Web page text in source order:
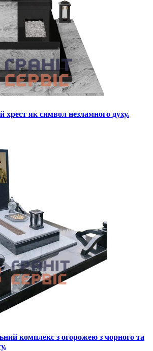
як символ незламного духу.
комплекс з огорожею з чорного та